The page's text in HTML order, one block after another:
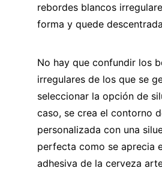
rebordes blancos
forma y quede
No hay que confundir los
irregulares de los que se
seleccionar la opción de
caso, se crea el contorno
personalizada con una
perfecta como se aprecia
adhesiva de la cerveza